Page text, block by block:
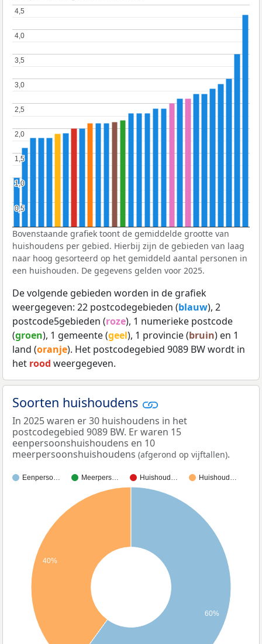
0,5
0,5
1,0
1,0
1,5
1,5
2,0
2,0
2,5
2,5
3,0
3,0
3,5
3,5
4,0
4,0
4,5
4,5
Bovenstaande grafiek toont de gemiddelde grootte van
huishoudens per gebied. Hierbij zijn de gebieden van laag
naar hoog gesorteerd op het gemiddeld aantal personen in
een huishouden. De gegevens gelden voor 2025.
De volgende gebieden worden in de grafiek
weergegeven: 22 postcodegebieden (blauw), 2
postcode5gebieden (roze), 1 numerieke postcode
(groen), 1 gemeente (geel), 1 provincie (bruin) en 1
land (oranje). Het postcodegebied 9089 BW wordt in
het rood weergegeven.
Soorten huishoudens
In 2025 waren er 30 huishoudens in het
postcodegebied 9089 BW. Er waren 15
eenpersoonshuishoudens en 10
meerpersoonshuishoudens (afgerond op vijftallen).
Eenperso… Meerpers… Huishoud… Huishoud…
40%
60%